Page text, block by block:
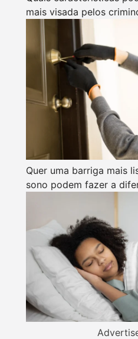
mais visada pelos
Quer uma barriga mais
sono podem fazer a